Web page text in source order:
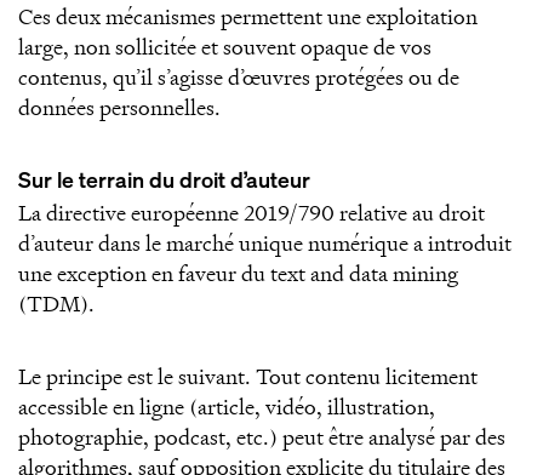
Ces deux mécanismes permettent une exploitation
large, non sollicitée et souvent opaque de vos
contenus, qu’il s’agisse d’œuvres protégées ou de
données personnelles.
Sur le terrain du droit d’auteur
La directive européenne 2019/790 relative au droit
d’auteur dans le marché unique numérique a introduit
une exception en faveur du text and data mining
(TDM).
Le principe est le suivant. Tout contenu licitement
accessible en ligne (article, vidéo, illustration,
photographie, podcast, etc.) peut être analysé par des
algorithmes, sauf opposition explicite du titulaire des